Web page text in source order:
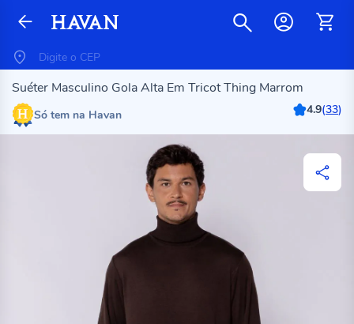
Suéter Masculino Gola Alta Em Tricot Thing Marrom
Só tem na Havan 4.9(33)